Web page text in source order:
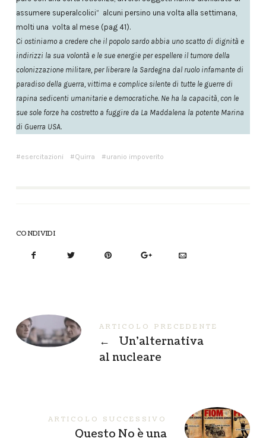
assumere superalcolici” alcuni persino una volta alla settimana,
molti una volta al mese (pag 41).
Ci ostiniamo a credere che il popolo sardo abbia uno scatto di dignità e
indirizzi la sua volontà e le sue energie per espellere il tumore della
colonizzazione militare, per liberare la Sardegna dal ruolo infamante di
paradiso della guerra, vittima e complice silente di tutte le guerre di
rapina sedicenti umanitarie e democratiche. Ne ha la capacità, con le
sue sole forze ha costretto a fuggire da La Maddalena la potente Marina
di Guerra USA.
esercitazioni Quirra uranio impoverito
CONDIVIDI
ARTICOLO PRECEDENTE
←
Un’alternativa
al nucleare
ARTICOLO SUCCESSIVO
Questo No è una